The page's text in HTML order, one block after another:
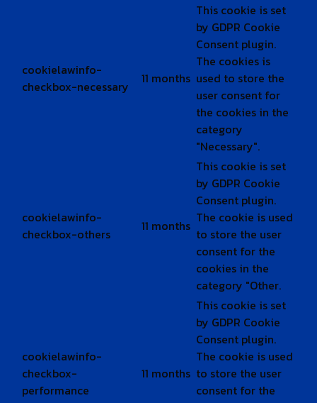
cookielawinfo-
checkbox-necessary
11 months
This cookie is set
by GDPR Cookie
Consent plugin.
The cookies is
used to store the
user consent for
the cookies in the
category
"Necessary".
cookielawinfo-
checkbox-others
11 months
This cookie is set
by GDPR Cookie
Consent plugin.
The cookie is used
to store the user
consent for the
cookies in the
category "Other.
cookielawinfo-
checkbox-
performance
11 months
This cookie is set
by GDPR Cookie
Consent plugin.
The cookie is used
to store the user
consent for the